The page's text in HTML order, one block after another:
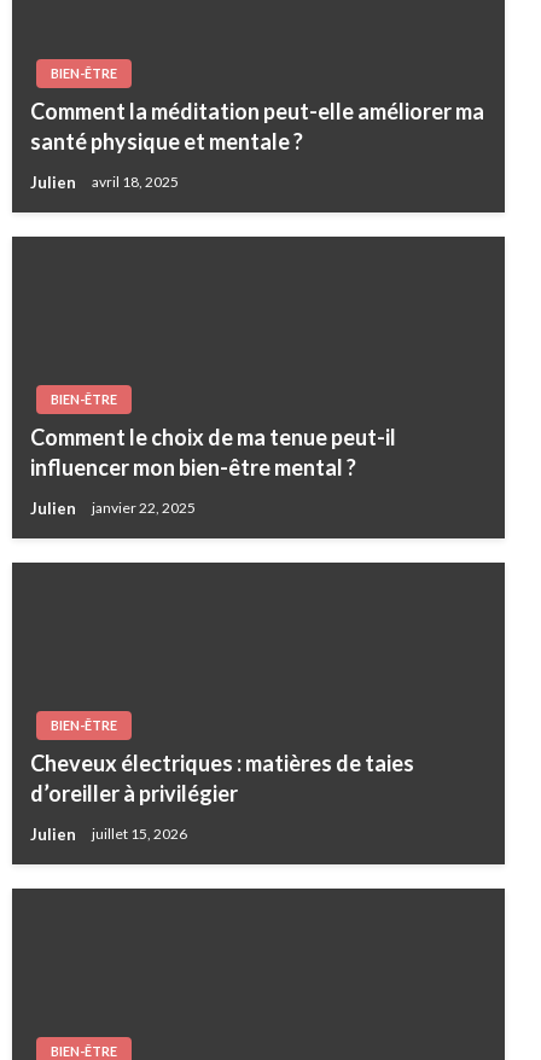
BIEN-ÊTRE
Comment la méditation peut-elle améliorer ma
santé physique et mentale ?
Julien avril 18, 2025
BIEN-ÊTRE
Comment le choix de ma tenue peut-il
influencer mon bien-être mental ?
Julien janvier 22, 2025
BIEN-ÊTRE
Cheveux électriques : matières de taies
d’oreiller à privilégier
Julien juillet 15, 2026
BIEN-ÊTRE